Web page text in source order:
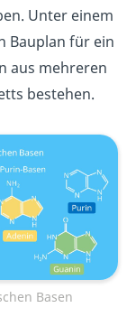
Unter einem
Bauplan für ein
aus mehreren
bestehen.
Basen